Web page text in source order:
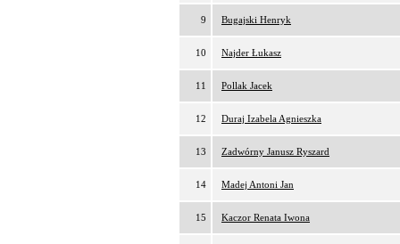
9 Bugajski Henryk
10 Najder Łukasz
11 Pollak Jacek
12 Duraj Izabela Agnieszka
13 Zadwórny Janusz Ryszard
14 Madej Antoni Jan
15 Kaczor Renata Iwona